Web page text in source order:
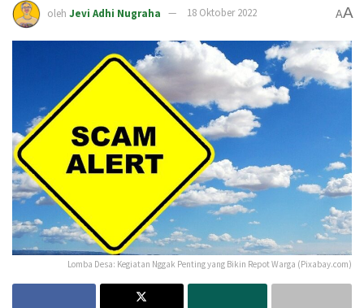
oleh Jevi Adhi Nugraha 18 Oktober 2022 AA
Lomba Desa: Kegiatan Nggak Penting yang Bikin Repot Warga (Pixabay.com)